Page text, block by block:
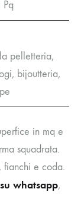
pelletteria,
bijoutteria,
in mq e
squadrata.
fianchi e coda.
whatsapp,